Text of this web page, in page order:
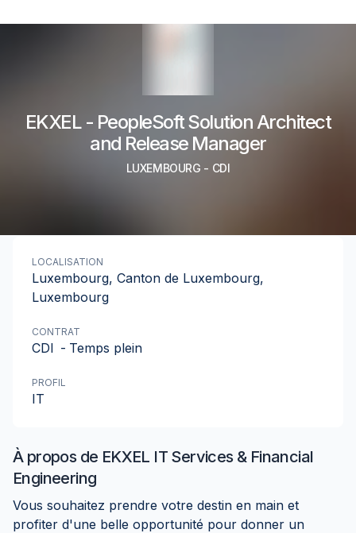
EKXEL - PeopleSoft Solution Architect
and Release Manager
LUXEMBOURG - CDI
À propos de EKXEL IT Services & Financial
Engineering
Vous souhaitez prendre votre destin en main et
profiter d'une belle opportunité pour donner un
LOCALISATION
Luxembourg, Canton de Luxembourg,
Luxembourg
CONTRAT
CDI - Temps plein
PROFIL
IT